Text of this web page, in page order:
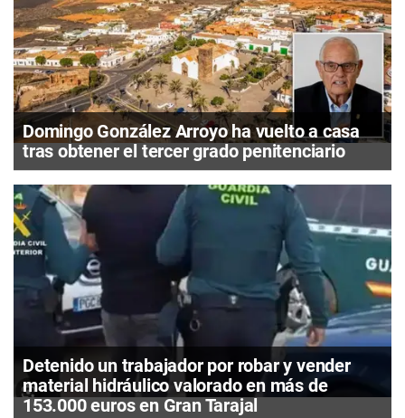
Domingo González Arroyo ha vuelto a casa
tras obtener el tercer grado penitenciario
Detenido un trabajador por robar y vender
material hidráulico valorado en más de
153.000 euros en Gran Tarajal